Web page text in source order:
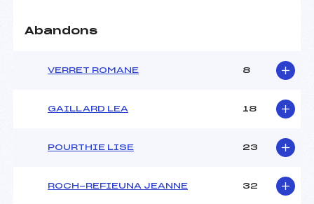
Abandons
VERRET ROMANE 8
GAILLARD LEA 18
POURTHIE LISE 23
ROCH-REFIEUNA JEANNE 32